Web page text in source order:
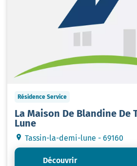
Résidence Service
La Maison De Blandine De
Lune
Tassin-la-demi-lune - 69160
Découvrir